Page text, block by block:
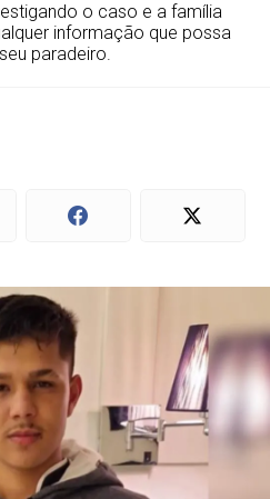
o caso e a família
informação que possa
paradeiro.